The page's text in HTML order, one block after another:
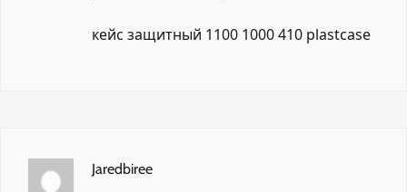
кейс защитный 1100 1000 410 plastcase
Jaredbiree